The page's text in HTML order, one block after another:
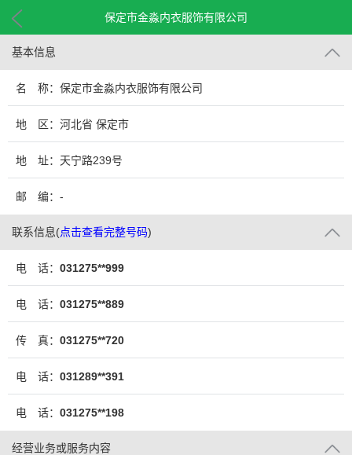
保定市金淼内衣服饰有限公司
基本信息
名 称：保定市金淼内衣服饰有限公司
地 区：河北省 保定市
地 址：天宁路239号
邮 编：-
联系信息(点击查看完整号码)
电 话： 031275**999
电 话： 031275**889
传 真： 031275**720
电 话： 031289**391
电 话： 031275**198
经营业务或服务内容